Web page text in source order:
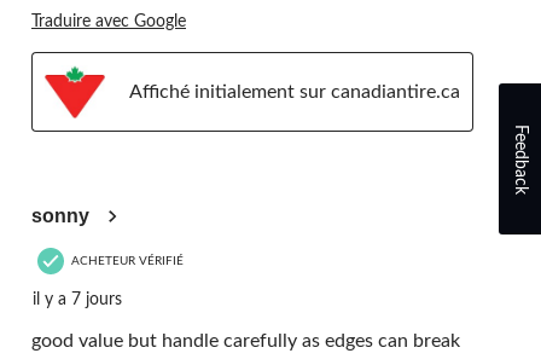
Traduire avec Google
Affiché initialement sur canadiantire.ca
sonny
ACHETEUR VÉRIFIÉ
il y a 7 jours
good value but handle carefully as edges can break
Feedback